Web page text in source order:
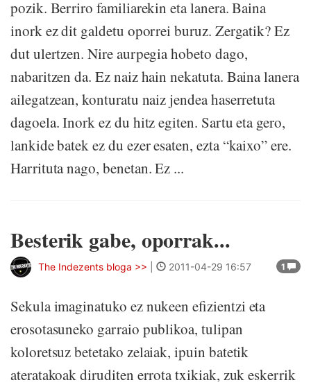
pozik. Berriro familiarekin eta lanera. Baina
inork ez dit galdetu oporrei buruz. Zergatik? Ez
dut ulertzen. Nire aurpegia hobeto dago,
nabaritzen da. Ez naiz hain nekatuta. Baina lanera
ailegatzean, konturatu naiz jendea haserretuta
dagoela. Inork ez du hitz egiten. Sartu eta gero,
lankide batek ez du ezer esaten, ezta “kaixo” ere.
Harrituta nago, benetan. Ez ...
Besterik gabe, oporrak...
1
The Indezents bloga >> 2011-04-29 16:57
Sekula imaginatuko ez nukeen efizientzi eta
erosotasuneko garraio publikoa, tulipan
koloretsuz betetako zelaiak, ipuin batetik
ateratakoak diruditen errota txikiak, zuk eskerrik